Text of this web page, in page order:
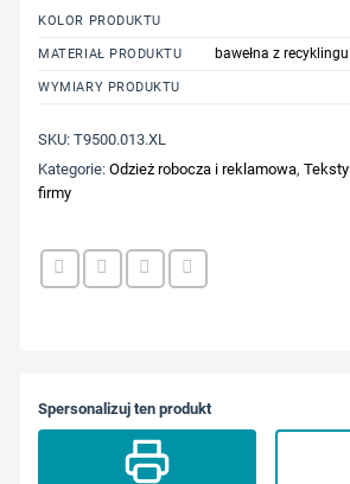
KOLOR PRODUKTU
MATERIAŁ PRODUKTU bawełna z
WYMIARY PRODUKTU
SKU:T9500.013.XL
Kategorie:Odzież robocza i reklamowa,
firmy
Spersonalizuj ten produkt